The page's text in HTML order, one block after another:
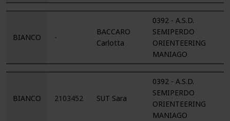
BIANCO -
BACCARO
Carlotta
0392 - A.S.D.
SEMIPERDO
ORIENTEERING
MANIAGO
BIANCO 2103452 SUT Sara
0392 - A.S.D.
SEMIPERDO
ORIENTEERING
MANIAGO